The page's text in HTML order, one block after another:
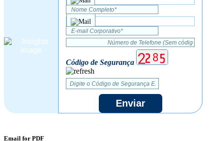
Código de Segurança
Enviar
Email for PDF